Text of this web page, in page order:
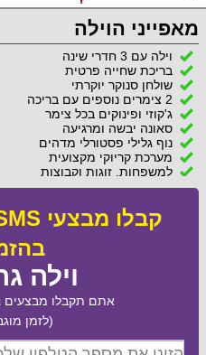
מאפייני הוילה
וילה עם 3 חדרי שינה
בריכת שחייה פרטית
שולחן סנוקר יוקרתי
2 צימרים נוספים עם בריכה
ג'קוזי ופינוקים בכל צימר
סאונה יבשה ומרגיעה
נוף גלילי פסטורלי מדהים
מערכת קריוקי מקצועית
למשפחות, זוגות וקבוצות
וילה
אתם תקבלו מבצעים
(לזמן